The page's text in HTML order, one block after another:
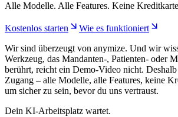
Alle Modelle. Alle Features. Keine
Kostenlos starten
Wie es funktioniert
Wir sind überzeugt von anymize. Und wir
Werkzeug, das Mandanten-, Patienten- oder
berührt, reicht ein Demo-Video nicht.
Zugang – alle Modelle, alle Features, keine
um sicher zu sein, bevor du uns vertraust.
Dein KI-Arbeitsplatz wartet.